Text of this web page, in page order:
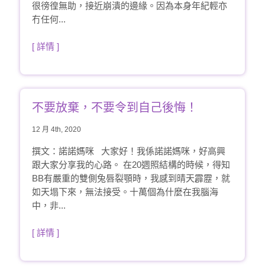
很徬徨無助，接近崩潰的邊緣。因為本身年紀輕亦
冇任何...
[ 詳情 ]
不要放棄，不要令到自己後悔！
12 月 4th, 2020
撰文：諾諾媽咪 大家好！我係諾諾媽咪，好高興
跟大家分享我的心路。 在20週照結構的時候，得知
BB有嚴重的雙側兔唇裂顎時，我感到晴天霹靂，就
如天塌下來，無法接受。十萬個為什麼在我腦海
中，非...
[ 詳情 ]